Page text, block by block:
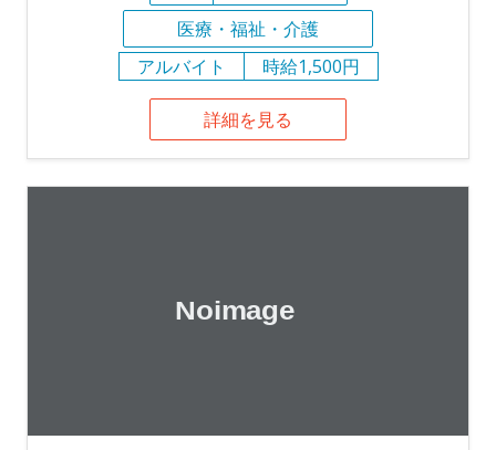
医療・福祉・介護
アルバイト
時給1,500円
詳細を見る